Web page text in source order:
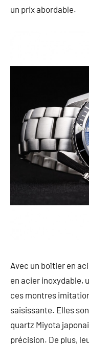
un prix abordable.
Avec un boîtier en
en acier inoxydable,
ces montres
saisissante. Elles
quartz Miyota
précision. De plus,